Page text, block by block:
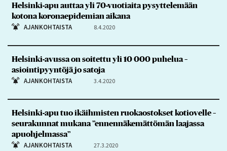
Helsinki-apu auttaa yli 70-vuotiaita pysyttelemään
kotona korona­epidemian aikana
AJANKOHTAISTA 8.4.2020
Helsinki-avussa on soitettu yli 10 000 puhelua –
asiointipyyntöjä jo satoja
AJANKOHTAISTA 3.4.2020
Helsinki-apu tuo ikäihmisten ruokaostokset kotiovelle –
seurakunnat mukana ”ennennäkemättömän laajassa
apuohjelmassa”
AJANKOHTAISTA 27.3.2020